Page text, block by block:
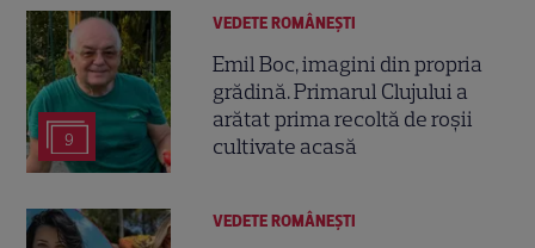
9
VEDETE ROMÂNEŞTI
Emil Boc, imagini din propria
grădină. Primarul Clujului a
arătat prima recoltă de roșii
cultivate acasă
VEDETE ROMÂNEŞTI